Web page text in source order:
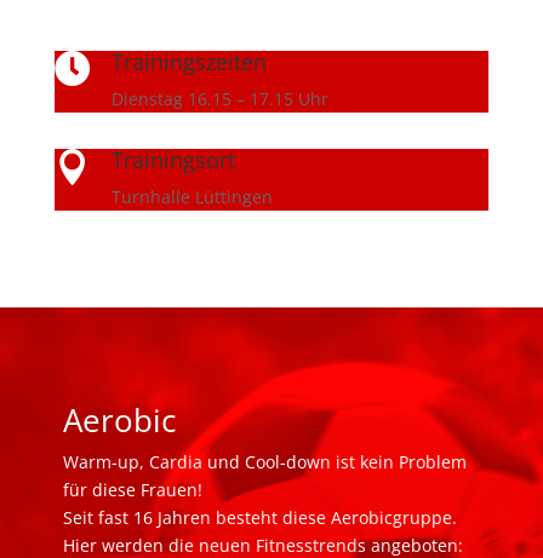
 Trainingszeiten
Dienstag 16.15 – 17.15 Uhr
 Trainingsort
Turnhalle Lüttingen
Aerobic
Warm-up, Cardia und Cool-down ist kein Problem
für diese Frauen!
Seit fast 16 Jahren besteht diese Aerobicgruppe.
Hier werden die neuen Fitnesstrends angeboten: